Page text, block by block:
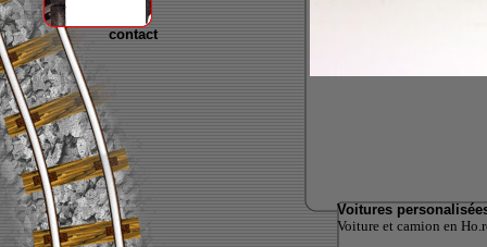
contact
Voitures
Voiture et camion en